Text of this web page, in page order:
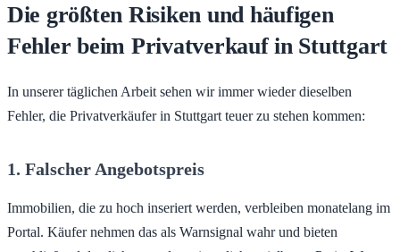
Die größten Risiken und häufigen
Fehler beim Privatverkauf in Stuttgart
In unserer täglichen Arbeit sehen wir immer wieder dieselben
Fehler, die Privatverkäufer in Stuttgart teuer zu stehen kommen:
1. Falscher Angebotspreis
Immobilien, die zu hoch inseriert werden, verbleiben monatelang im
Portal. Käufer nehmen das als Warnsignal wahr und bieten